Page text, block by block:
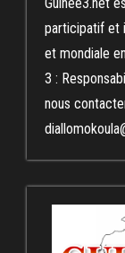
participatif et
et mondiale
3 :
nous